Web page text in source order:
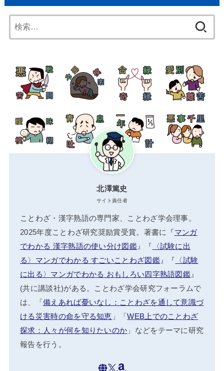
索:
北澤篤史
サイト責任者
ことわざ・漢字熟語の専門家、ことわざ学会理事。
2025年度ことわざ研究奨励賞受賞。著書に『マンガ
でわかる 漢字熟語の使い分け図鑑』『 〈試験に出
る〉マンガでわかる すごいことわざ図鑑』『 〈試験
に出る〉マンガでわかる おもしろい四字熟語図鑑 』
(共に講談社)がある。ことわざ学会研究フォーラムで
は、「備えあれば憂いなし：ことわざを通して意識づ
ける災害時の命を守る知恵 」「WEB上でのことわざ
探求：人々が何を知りたいのか 」などをテーマに研究
報告を行う。